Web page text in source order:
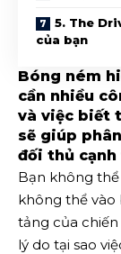
5. The
của bạn
Bóng ném
cần nhiều
và việc biết
sẽ giúp
đối thủ cạnh
Bạn không
không thể vào
tảng của
lý do tại sao